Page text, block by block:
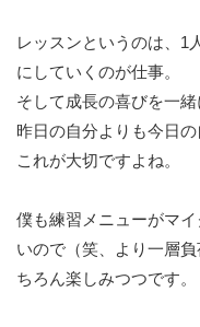
レッスンというのは、1
にしていくのが仕事。
そして成長の喜びを一緒
昨日の自分よりも今日
これが大切ですよね。
僕も練習メニューがマ
いので（笑、より一層
ちろん楽しみつつです。